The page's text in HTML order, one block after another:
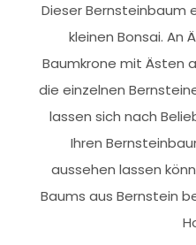
Dieser Bernsteinbaum
kleinen Bonsai. An
Baumkrone mit Ästen
die einzelnen
lassen sich nach
Ihren
aussehen lassen
Baums aus Bernstein